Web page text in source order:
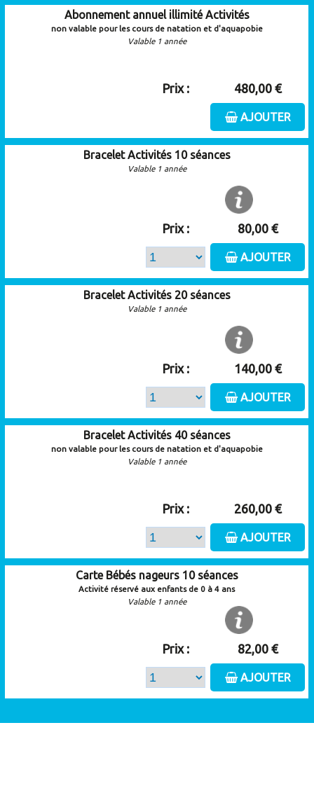
Abonnement annuel illimité Activités
non valable pour les cours de natation et d'aquapobie
Valable 1 année
Prix : 480,00 €
AJOUTER
Bracelet Activités 10 séances
Valable 1 année
Prix : 80,00 €
AJOUTER
Bracelet Activités 20 séances
Valable 1 année
Prix : 140,00 €
AJOUTER
Bracelet Activités 40 séances
non valable pour les cours de natation et d'aquapobie
Valable 1 année
Prix : 260,00 €
AJOUTER
Carte Bébés nageurs 10 séances
Activité réservé aux enfants de 0 à 4 ans
Valable 1 année
Prix : 82,00 €
AJOUTER